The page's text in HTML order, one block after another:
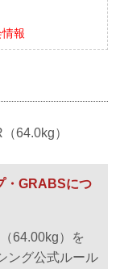
報
64.0kg）
・GRABSにつ
64.00kg）を
ング公式ルール